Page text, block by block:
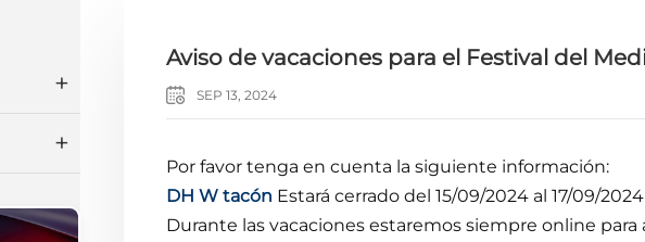
Aviso de vacaciones para el Festival del
SEP 13, 2024
Por favor tenga en cuenta la siguiente información:
DH Wtacón Estará cerrado del 15/09/2024 al 17/09/
Durante las vacaciones estaremos siempre online